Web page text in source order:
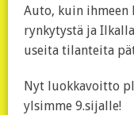
Auto, kuin ihmeen
rynkytystä ja
useita tilanteita
Nyt luokkavoitto
ylsimme 9.sijalle!